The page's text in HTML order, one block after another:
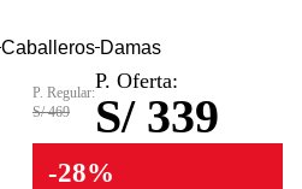
Caballeros Damas
P. Regular:
S/ 469
P. Oferta:
S/ 339
-28%